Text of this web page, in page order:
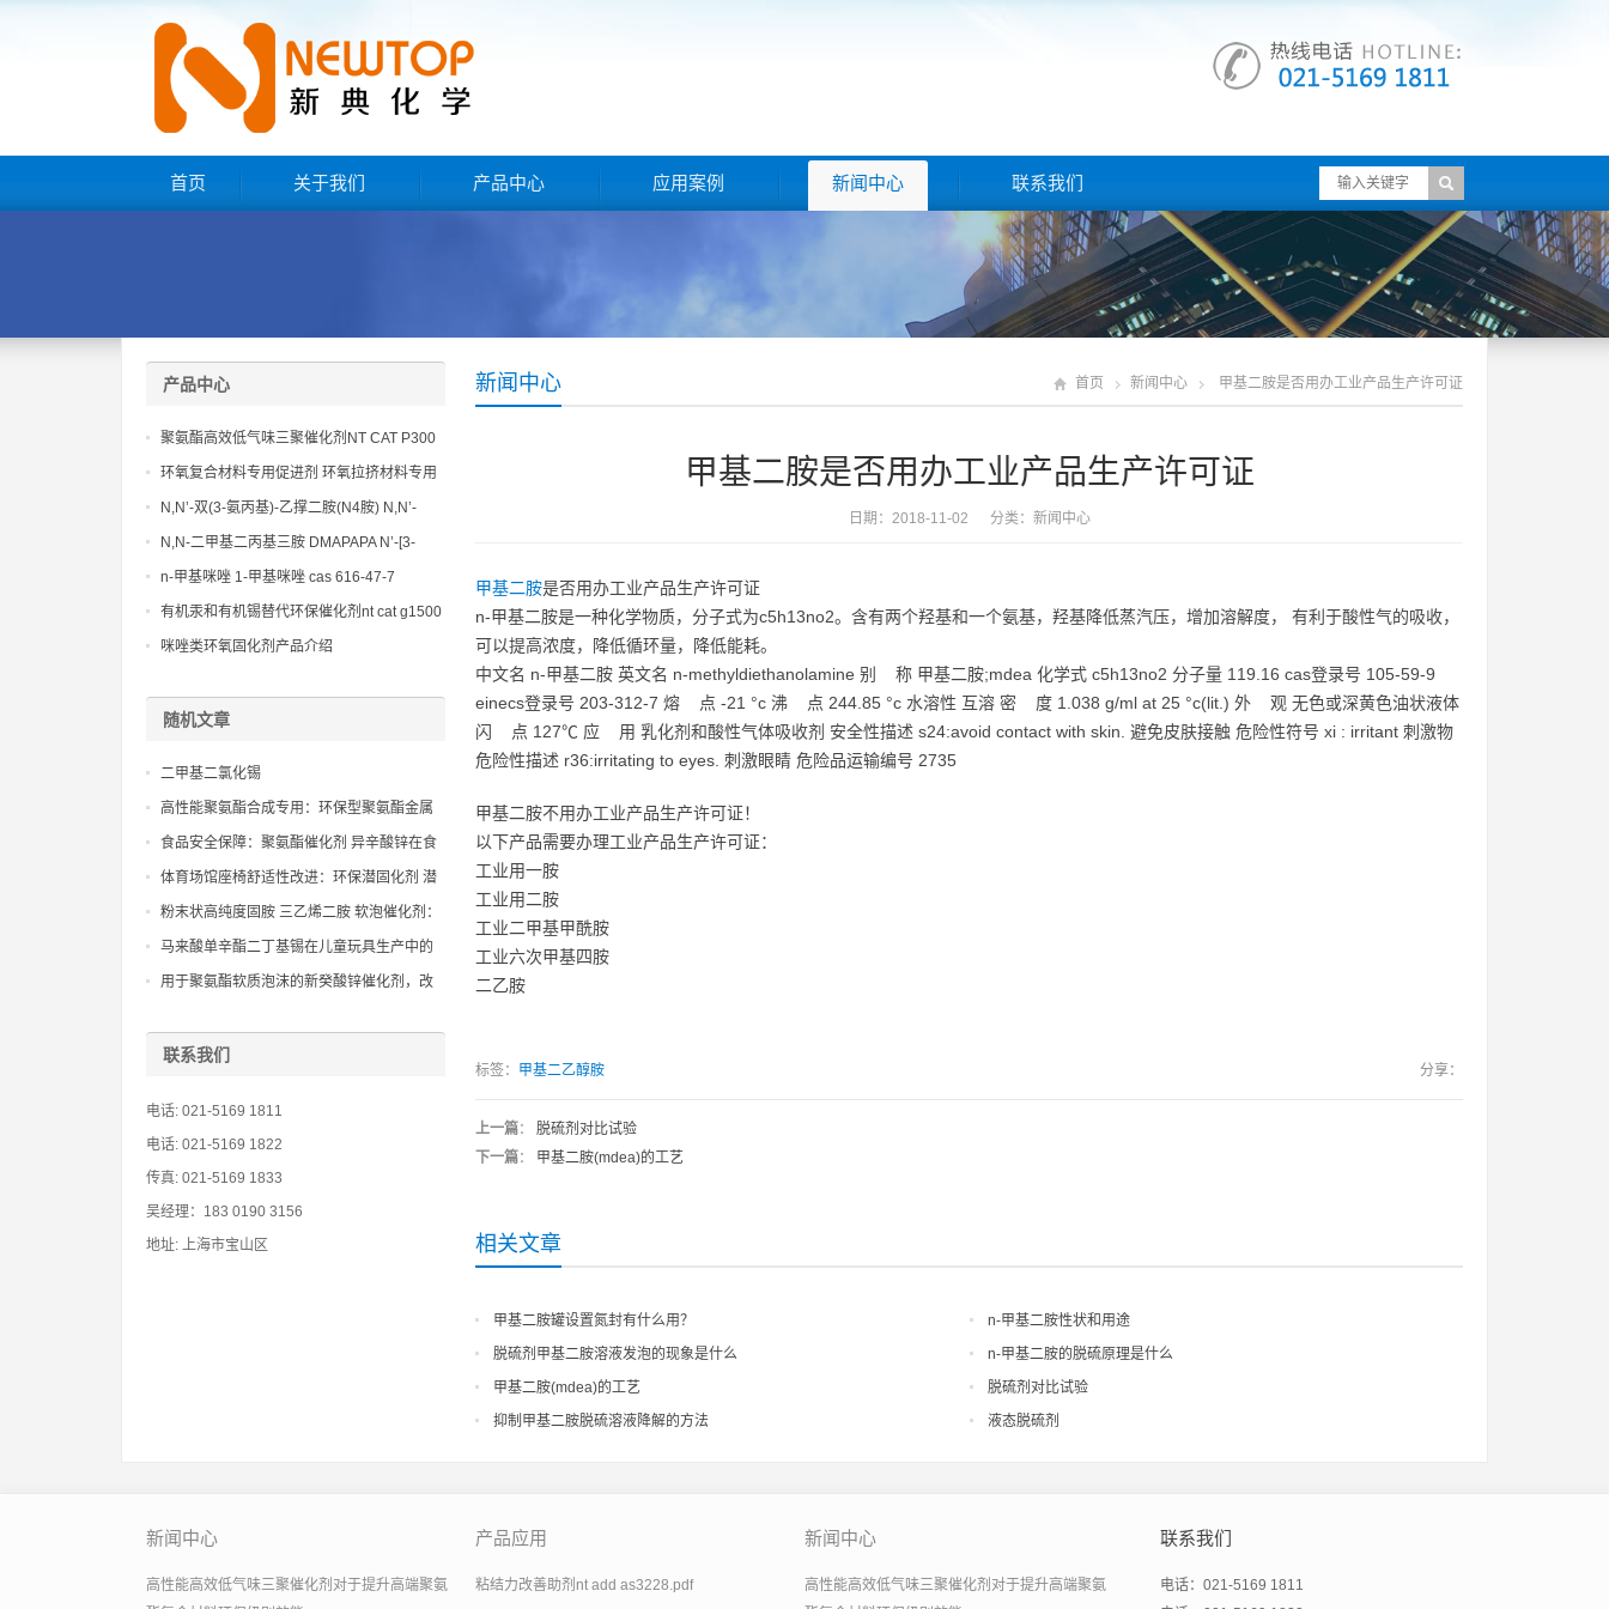
首页 关于我们 产品中心 应用案例 新闻中心 联系我们
新闻中心 首页 新闻中心 甲基二胺是否用办工业产品生产许可证
甲基二胺是否用办工业产品生产许可证
日期：2018-11-02 分类： 新闻中心
甲基二胺是否用办工业产品生产许可证
n-甲基二胺是一种化学物质，分子式为c5h13no2。含有两个羟基和一个氨基，羟基降低蒸汽压，增加溶解度， 有利于酸性气的吸收，
可以提高浓度，降低循环量，降低能耗。
中文名 n-甲基二胺 英文名 n-methyldiethanolamine 别 称 甲基二胺;mdea 化学式 c5h13no2 分子量 119.16 cas登录号 105-59-9
einecs登录号 203-312-7 熔 点 -21 °c 沸 点 244.85 °c 水溶性 互溶 密 度 1.038 g/ml at 25 °c(lit.) 外 观 无色或深黄色油状液体
闪 点 127℃ 应 用 乳化剂和酸性气体吸收剂 安全性描述 s24:avoid contact with skin. 避免皮肤接触 危险性符号 xi : irritant 刺激物
危险性描述 r36:irritating to eyes. 刺激眼睛 危险品运输编号 2735
甲基二胺不用办工业产品生产许可证！
以下产品需要办理工业产品生产许可证：
工业用一胺
工业用二胺
工业二甲基甲酰胺
工业六次甲基四胺
二乙胺
标签： 甲基二乙醇胺 分享：
上一篇： 脱硫剂对比试验
下一篇： 甲基二胺(mdea)的工艺
相关文章
甲基二胺罐设置氮封有什么用？
n-甲基二胺性状和用途
脱硫剂甲基二胺溶液发泡的现象是什么
n-甲基二胺的脱硫原理是什么
甲基二胺(mdea)的工艺
脱硫剂对比试验
抑制甲基二胺脱硫溶液降解的方法
液态脱硫剂
产品中心
聚氨酯高效低气味三聚催化剂NT CAT P300
环氧复合材料专用促进剂 环氧拉挤材料专用
促进剂 NT EP 120
N,N’-双(3-氨丙基)-乙撑二胺(N4胺) N,N’-
Bis(3-aminopropyl)-ethylenediamine CAS
No10563-26-5
N,N-二甲基二丙基三胺 DMAPAPA N’-[3-
(dimethylamino)propyllpropane-1,3-
diamine CAS No10563-29-8
n-甲基咪唑 1-甲基咪唑 cas 616-47-7
lupragen nmi
有机汞和有机锡替代环保催化剂nt cat g1500
咪唑类环氧固化剂产品介绍
随机文章
二甲基二氯化锡
高性能聚氨酯合成专用：环保型聚氨酯金属
催化剂，高效替代传统重金属盐
食品安全保障：聚氨酯催化剂 异辛酸锌在食
品包装密封技术中的重要作用
体育场馆座椅舒适性改进：环保潜固化剂 潜
固促进剂在高弹性材料中的应用
粉末状高纯度固胺 三乙烯二胺 软泡催化剂：
便于精确称量和分散，是预混料和复杂泡沫
配方中常用的凝胶促进剂
马来酸单辛酯二丁基锡在儿童玩具生产中的
安全性考量：确保符合国际标准的佳实践
用于聚氨酯软质泡沫的新癸酸锌催化剂，改
联系我们
电话: 021-5169 1811
电话: 021-5169 1822
传真: 021-5169 1833
吴经理：183 0190 3156
地址: 上海市宝山区
新闻中心
高性能高效低气味三聚催化剂对于提升高端聚氨
产品应用
粘结力改善助剂nt add as3228.pdf
新闻中心
高性能高效低气味三聚催化剂对于提升高端聚氨
联系我们
电话：021-5169 1811